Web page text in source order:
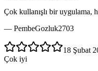
Çok kullanışlı bir uygulama,
— PembeGozluk2703
18 Şubat
Çok iyi